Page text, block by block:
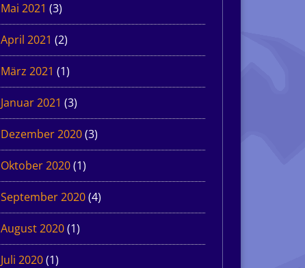
Mai 2021 (3)
April 2021 (2)
März 2021 (1)
Januar 2021 (3)
Dezember 2020(3)
Oktober 2020(1)
September 2020(4)
August 2020(1)
Juli 2020(1)